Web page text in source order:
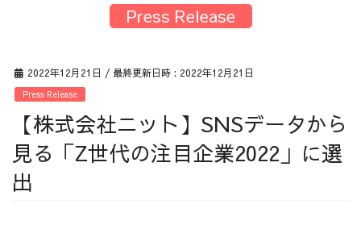
サービス
採用情報
2022年12月21日 / 最終更新日時 : 2022年12月21日
Press Release
【株式会社ニット】SNSデータから
見る「Z世代の注目企業2022」に選
出
Press Release